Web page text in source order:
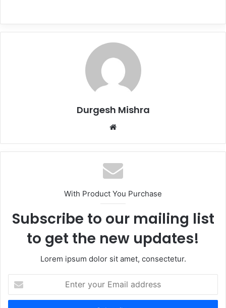
Durgesh Mishra
Website
With Product You Purchase
Subscribe to our mailing list
to get the new updates!
Lorem ipsum dolor sit amet, consectetur.
Enter
your
Email